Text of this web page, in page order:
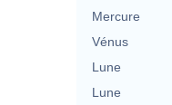
Mercure
Vénus
Lune
Lune